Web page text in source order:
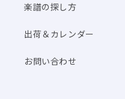
楽譜の探し方
出荷＆カレンダー
お問い合わせ